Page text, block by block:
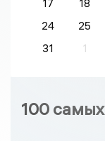
17
18
24
25
31
1
100